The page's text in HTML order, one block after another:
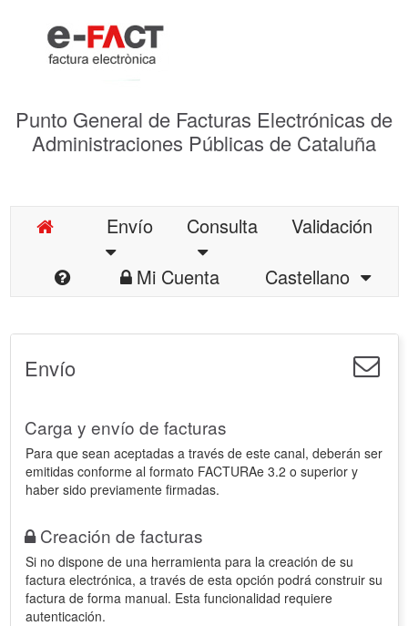
Punto General de Facturas Electrónicas de
Administraciones Públicas de Cataluña
Envío Consulta
Validación
Mi Cuenta
Castellano
Envío
Carga y envío de facturas
Para que sean aceptadas a través de este canal, deberán ser
emitidas conforme al formato FACTURAe 3.2 o superior y
haber sido previamente firmadas.
Creación de facturas
Si no dispone de una herramienta para la creación de su
factura electrónica, a través de esta opción podrá construir su
factura de forma manual. Esta funcionalidad requiere
autenticación.